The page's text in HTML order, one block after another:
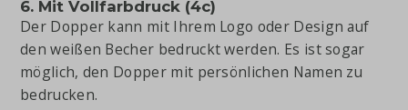
6. Mit Vollfarbdruck (4c)
Der Dopper kann mit Ihrem Logo oder Design auf
den weißen Becher bedruckt werden. Es ist sogar
möglich, den Dopper mit persönlichen Namen zu
bedrucken.